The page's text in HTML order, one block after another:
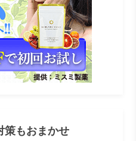
策もおまかせ